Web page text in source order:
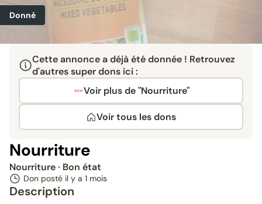
Donné
Cette annonce a déjà été donnée ! Retrouvez
d'autres super dons ici :
Voir plus de "Nourriture"
Voir tous les dons
Nourriture
Nourriture· Bon état
Don posté il y a 1 mois
Description